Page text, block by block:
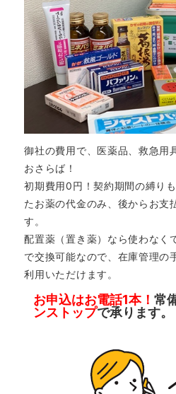
御社の費用で、医薬品、救急用
おさらば！
初期費用0円！契約期間の縛り
たお薬の代金のみ、後からお支
す。
配置薬（置き薬）なら使わなく
で交換可能なので、在庫管理の
利用いただけます。
お申込はお電話1本！ 常
ンストップで承ります。